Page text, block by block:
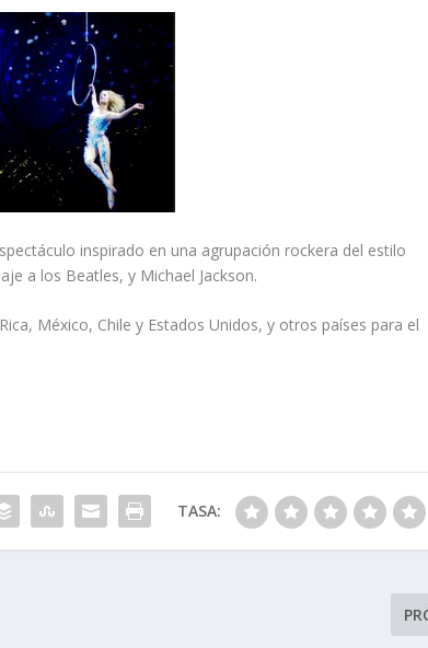
inspirado en una agrupación rockera del estilo
a los Beatles, y Michael Jackson.
México, Chile y Estados Unidos, y otros países para el
TASA: